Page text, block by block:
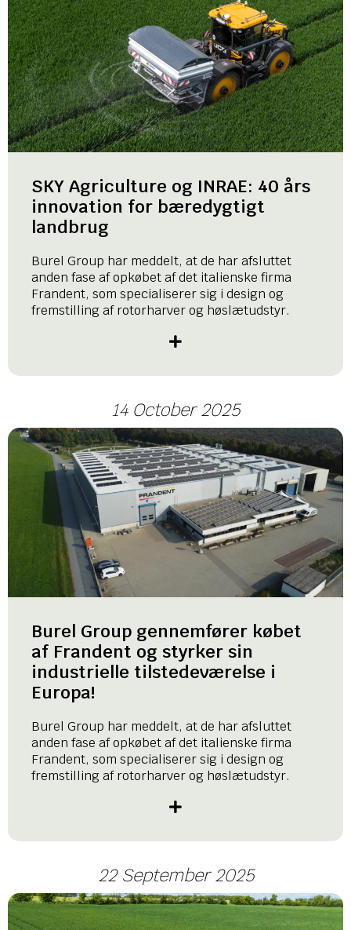
SKY Agriculture og INRAE: 40 års
innovation for bæredygtigt
landbrug
Burel Group har meddelt, at de har afsluttet
anden fase af opkøbet af det italienske firma
Frandent, som specialiserer sig i design og
fremstilling af rotorharver og høslætudstyr.
14 October 2025
Burel Group gennemfører købet
af Frandent og styrker sin
industrielle tilstedeværelse i
Europa!
Burel Group har meddelt, at de har afsluttet
anden fase af opkøbet af det italienske firma
Frandent, som specialiserer sig i design og
fremstilling af rotorharver og høslætudstyr.
22 September 2025